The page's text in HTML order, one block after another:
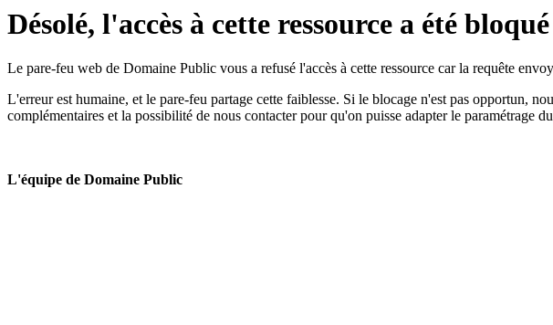
Désolé, l'accès à cette ressource a été bloqué
Le pare-feu web de Domaine Public vous a refusé l'accès à cette ressource car la requête
L'erreur est humaine, et le pare-feu partage cette faiblesse. Si le blocage n'est pas opportun,
complémentaires et la possibilité de nous contacter pour qu'on puisse adapter le paramétrage
L'équipe de Domaine Public